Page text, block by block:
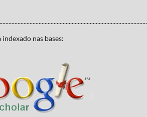
nas bases: